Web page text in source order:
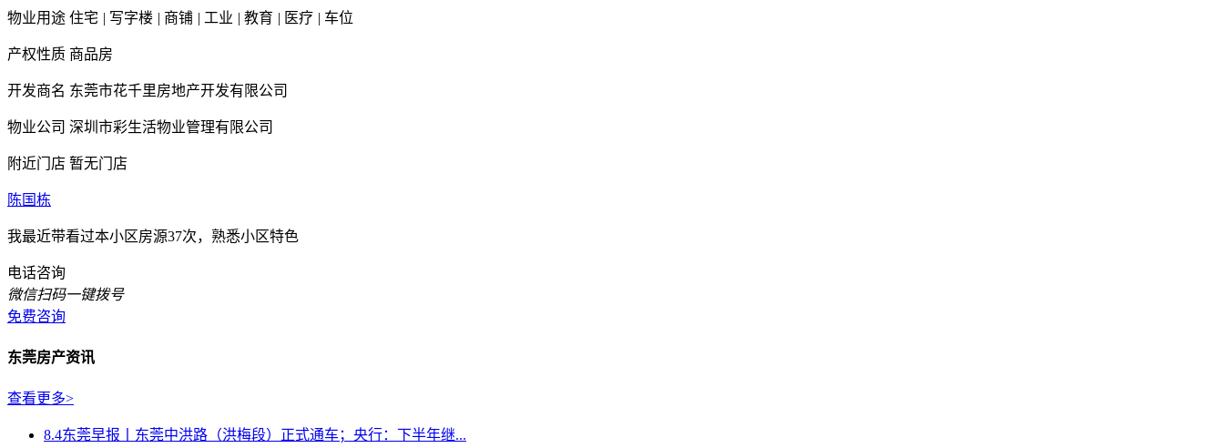
物业用途 住宅 | 写字楼 | 商铺 | 工业 | 教育 | 医疗 | 车位
产权性质 商品房
开发商名 东莞市花千里房地产开发有限公司
物业公司 深圳市彩生活物业管理有限公司
附近门店 暂无门店
陈国栋
我最近带看过本小区房源37次，熟悉小区特色
电话咨询
微信扫码一键拨号
免费咨询
东莞房产资讯
查看更多>
8.4东莞早报丨东莞中洪路（洪梅段）正式通车；央行：下半年继...